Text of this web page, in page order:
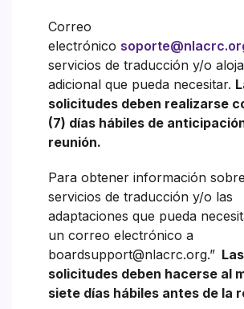
Correo
electrónico
servicios de traducción y/o
adicional que pueda necesitar.
solicitudes deben realizarse
(7) días hábiles de
reunión.
Para obtener información
servicios de traducción y/o las
adaptaciones que pueda
un correo electrónico a
boardsupport@nlacrc.org.” Las
solicitudes deben hacerse al
siete días hábiles antes de la